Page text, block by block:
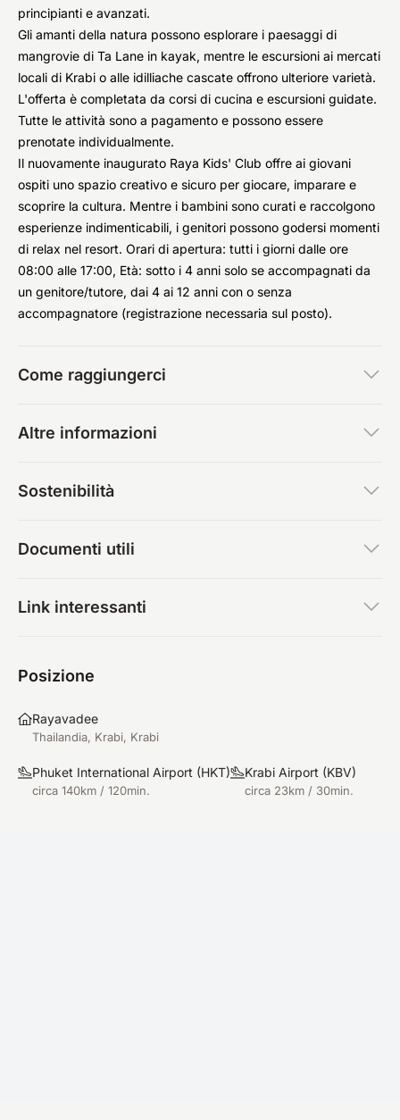
principianti e avanzati.
Gli amanti della natura possono esplorare i paesaggi di
mangrovie di Ta Lane in kayak, mentre le escursioni ai mercati
locali di Krabi o alle idilliache cascate offrono ulteriore varietà.
L'offerta è completata da corsi di cucina e escursioni guidate.
Tutte le attività sono a pagamento e possono essere
prenotate individualmente.
Il nuovamente inaugurato Raya Kids' Club offre ai giovani
ospiti uno spazio creativo e sicuro per giocare, imparare e
scoprire la cultura. Mentre i bambini sono curati e raccolgono
esperienze indimenticabili, i genitori possono godersi momenti
di relax nel resort. Orari di apertura: tutti i giorni dalle ore
08:00 alle 17:00, Età: sotto i 4 anni solo se accompagnati da
un genitore/tutore, dai 4 ai 12 anni con o senza
accompagnatore (registrazione necessaria sul posto).
Come raggiungerci
Altre informazioni
Sostenibilità
Documenti utili
Link interessanti
Posizione
Rayavadee
Thailandia, Krabi, Krabi
Phuket International Airport (HKT)
circa 140km / 120min.
Krabi Airport (KBV)
circa 23km / 30min.